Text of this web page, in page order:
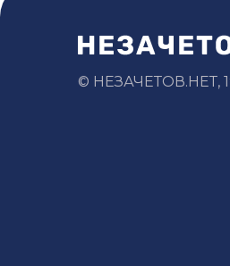
© НЕЗАЧЕТОВ.НЕТ,